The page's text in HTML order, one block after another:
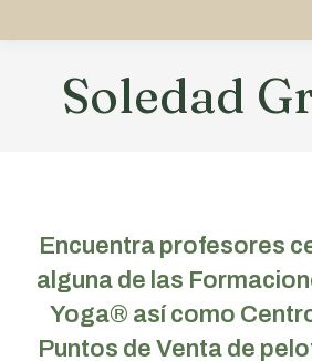
Soledad
Encuentra profesores
alguna de las
Yoga® así como
Puntos de Venta de